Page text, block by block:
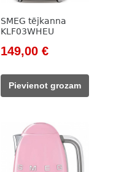
SMEG tējkanna
KLF03WHEU
Original
was:
171,00 €.
149,00 €Current
149,00 €.
Pievienot grozam